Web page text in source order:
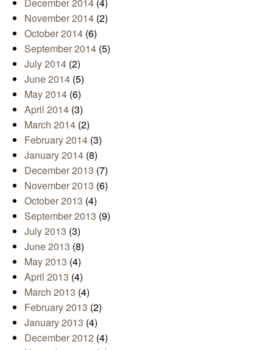
November 2014 (2)
October 2014 (6)
September 2014 (5)
July 2014 (2)
June 2014 (5)
May 2014 (6)
April 2014 (3)
March 2014 (2)
February 2014 (3)
January 2014 (8)
December 2013 (7)
November 2013 (6)
October 2013 (4)
September 2013 (9)
July 2013 (3)
June 2013 (8)
May 2013 (4)
April 2013 (4)
March 2013 (4)
February 2013 (2)
January 2013 (4)
December 2012 (4)